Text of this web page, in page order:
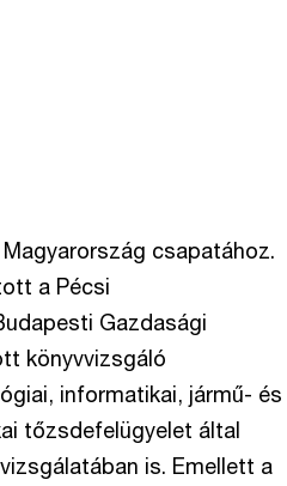
csapatához.
a Pécsi
Gazdasági
könyvvizsgáló
informatikai, jármű- és
tőzsdefelügyelet által
is. Emellett a